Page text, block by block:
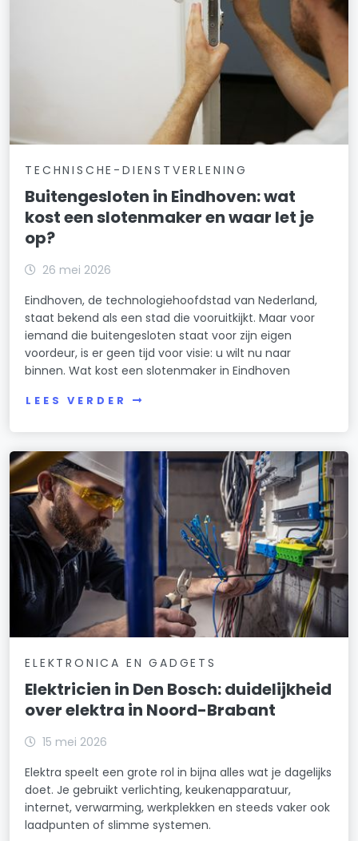
TECHNISCHE-DIENSTVERLENING
Buitengesloten in Eindhoven: wat
kost een slotenmaker en waar let je
op?
26 mei 2026
Eindhoven, de technologiehoofdstad van Nederland,
staat bekend als een stad die vooruitkijkt. Maar voor
iemand die buitengesloten staat voor zijn eigen
voordeur, is er geen tijd voor visie: u wilt nu naar
binnen. Wat kost een slotenmaker in Eindhoven
LEES VERDER
ELEKTRONICA EN GADGETS
Elektricien in Den Bosch: duidelijkheid
over elektra in Noord-Brabant
15 mei 2026
Elektra speelt een grote rol in bijna alles wat je dagelijks
doet. Je gebruikt verlichting, keukenapparatuur,
internet, verwarming, werkplekken en steeds vaker ook
laadpunten of slimme systemen.